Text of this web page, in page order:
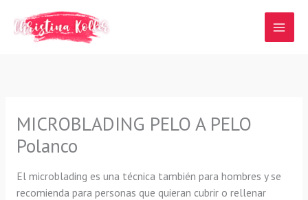
contenido
MICROBLADING PELO A PELO
Polanco
El microblading es una técnica también para hombres y se
recomienda para personas que quieran cubrir o rellenar